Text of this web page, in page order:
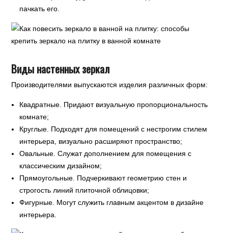
пачкать его.
Виды настенных зеркал
Производителями выпускаются изделия различных форм:
Квадратные. Придают визуальную пропорциональность
комнате;
Круглые. Подходят для помещений с нестрогим стилем
интерьера, визуально расширяют пространство;
Овальные. Служат дополнением для помещения с
классическим дизайном;
Прямоугольные. Подчеркивают геометрию стен и
строгость линий плиточной облицовки;
Фигурные. Могут служить главным акцентом в дизайне
интерьера.